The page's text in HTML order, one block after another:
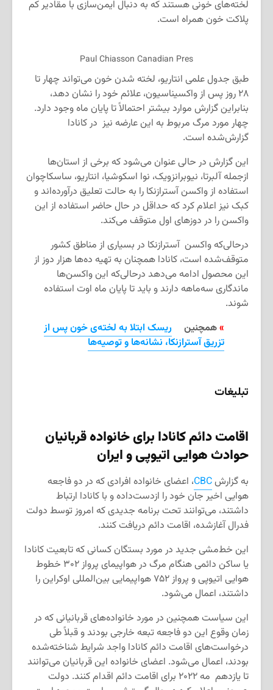
لخته‌های خونی هستند که به دنبال ایمن‌سازی با مقادیر کم
پلاکت خون همراه است.
Paul Chiasson Canadian Pres
طبق جدول علمی انتاریو، لخته شدن خون می‌تواند چهار تا
۲۸ روز پس از واکسیناسیون، علائم خود را نشان دهد،
بنابراین گزارش موارد بیشتر احتمالاً تا پایان ماه وجود دارد.
چهار مورد مرگ مربوط به این عارضه نیز در کانادا
گزارش‌شده است.
این گزارش در حالی عنوان می‌شود که برخی از استان‌ها
ازجمله آلبرتا، نیوبرانزویک، نوا اسکوشیا، انتاریو، ساسکاچوان
استفاده از واکسن آسترازنکا را به حالت تعلیق درآورده‌اند و
کبک نیز اعلام کرد که حداقل در حال حاضر استفاده از این
واکسن را در دوزهای اول متوقف می‌کند.
درحالی‌که واکسن آسترازنکا در بسیاری از مناطق کشور
متوقف‌شده است، کانادا همچنان به تهیه ده‌ها هزار دوز از
این محصول ادامه می‌دهد درحالی‌که این واکسن‌ها
ماندگاری سه‌ماهه دارند و باید تا پایان ماه اوت استفاده
شوند.
»همچنین ریسک ابتلا به لخته‌ی خون پس از
تزریق آسترازنکا، نشانه‌ها و توصیه‌ها
تبلیغات
اقامت دائم کانادا برای خانواده قربانیان
حوادث هوایی اتیوپی و ایران
به گزارشCBC، اعضای خانواده افرادی که در دو فاجعه
هوایی اخیر جان خود را ازدست‌داده و با کانادا ارتباط
داشتند، می‌توانند تحت برنامه جدیدی که امروز توسط دولت
فدرال آغازشده، اقامت دائم دریافت کنند.
این خط‌مشی جدید در مورد بستگان کسانی که تابعیت کانادا
یا ساکن دائمی هنگام مرگ در هواپیمای پرواز ۳۰۲ خطوط
هوایی اتیوپی و پرواز ۷۵۲ هواپیمایی بین‌المللی اوکراین را
داشتند، اعمال می‌شود.
این سیاست همچنین در مورد خانواده‌های قربانیانی که در
زمان وقوع این دو فاجعه تبعه خارجی بودند و قبلاً طی
درخواست‌های اقامت دائم کانادا واجد شرایط شناخته‌شده
بودند، اعمال می‌شود. اعضای خانواده این قربانیان می‌توانند
تا یازدهم مه ۲۰۲۲ برای اقامت دائم اقدام کنند. دولت